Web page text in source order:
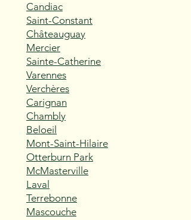
Candiac
Saint-Constant
Châteauguay
Mercier
Sainte-Catherine
Varennes
Verchères
Carignan
Chambly
Beloeil
Mont-Saint-Hilaire
Otterburn Park
McMasterville
Laval
Terrebonne
Mascouche